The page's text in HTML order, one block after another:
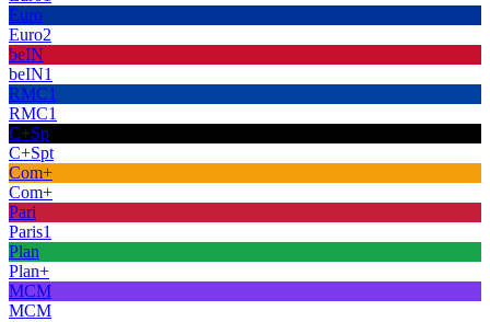
Euro
Euro2
beIN
beIN1
RMC1
RMC1
C+Sp
C+Spt
Com+
Com+
Pari
Paris1
Plan
Plan+
MCM
MCM